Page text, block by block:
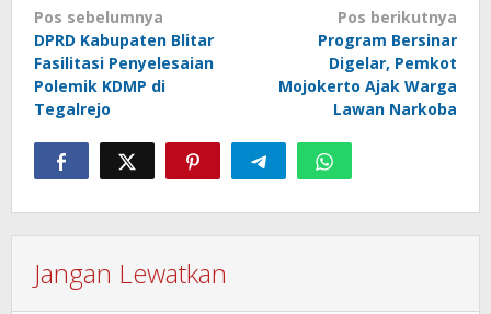
Navigasi
pos
Pos sebelumnya
DPRD Kabupaten Blitar
Fasilitasi Penyelesaian
Polemik KDMP di
Tegalrejo
Pos berikutnya
Program Bersinar
Digelar, Pemkot
Mojokerto Ajak Warga
Lawan Narkoba
Jangan Lewatkan